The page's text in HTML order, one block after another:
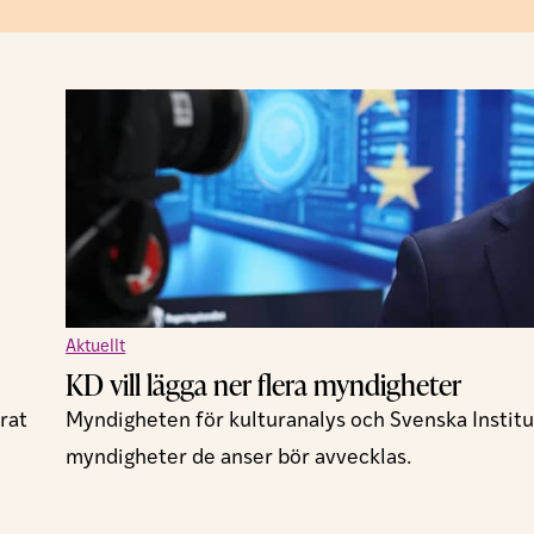
Aktuellt
KD vill lägga ner flera myndigheter
Myndigheten för kulturanalys och Svenska
myndigheter de anser bör avvecklas.